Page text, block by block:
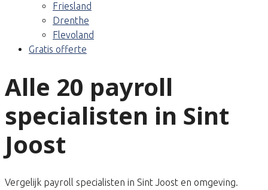
Friesland
Drenthe
Flevoland
Gratis offerte
Alle 20 payroll
specialisten in Sint
Joost
Vergelijk payroll specialisten in Sint Joost en omgeving.